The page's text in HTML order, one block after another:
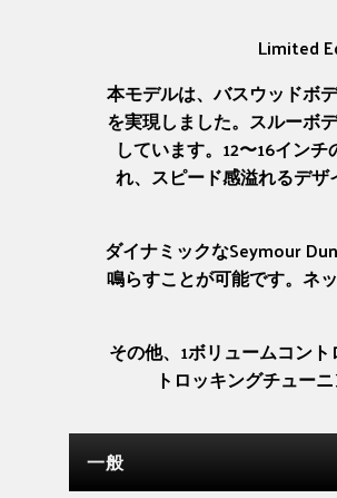
Limited
本モデルは、バスウッドボ
を実現しました。スルーボ
しています。12〜16イン
れ、スピード感溢れるデ
ダイナミックなSeymour
鳴らすことが可能です。ネ
その他、1ボリュームコン
トロッキングチュー
一般